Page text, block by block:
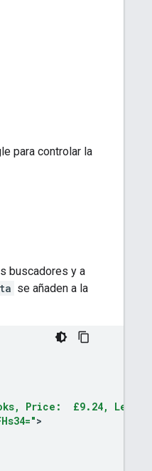
para controlar la
buscadores y a
se añaden a la
Price:  £9.24,
>